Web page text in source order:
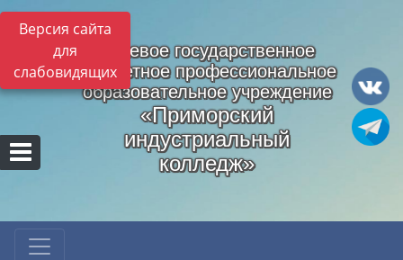
Версия сайта
для
слабовидящих
Краевое государственное
бюджетное профессиональное
образовательное учреждение
«Приморский
индустриальный
колледж»